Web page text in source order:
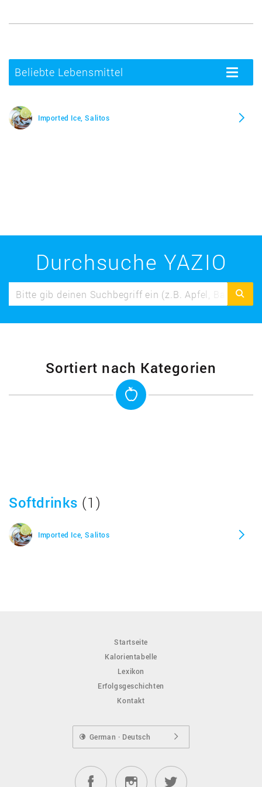
Beliebte Lebensmittel
Toggle
Imported Ice, Salitos
Durchsuche YAZIO
Sortiert nach Kategorien
Softdrinks (1)
Imported Ice, Salitos
Startseite
Kalorientabelle
Lexikon
Erfolgsgeschichten
Kontakt
German · Deutsch